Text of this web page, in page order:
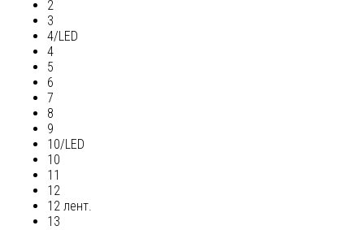
2
3
4/LED
4
5
6
7
8
9
10/LED
10
11
12
12 лент.
13